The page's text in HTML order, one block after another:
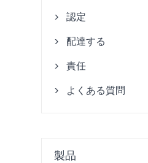
 認定
 配達する
 責任
 よくある質問
製品